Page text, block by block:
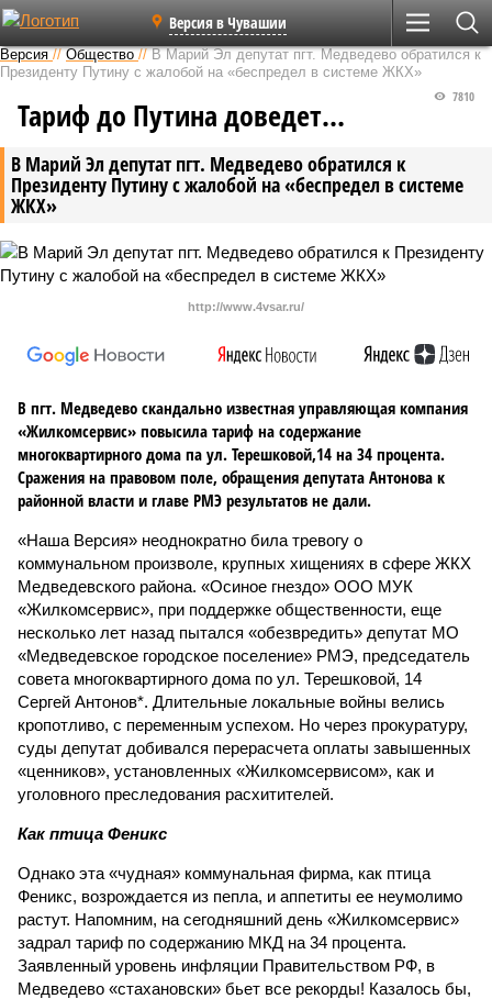
Версия в Чувашии
Версия //Общество //В Марий Эл депутат пгт. Медведево обратился к
Президенту Путину с жалобой на «беспредел в системе ЖКХ»
В Марий Эл депутат пгт. Медведево обратился к
Президенту Путину с жалобой на «беспредел в системе
ЖКХ»
7810
Тариф до Путина доведет…
http://www.4vsar.ru/
В пгт. Медведево скандально известная управляющая компания
«Жилкомсервис» повысила тариф на содержание
многоквартирного дома па ул. Терешковой,14 на 34 процента.
Сражения на правовом поле, обращения депутата Антонова к
районной власти и главе РМЭ результатов не дали.
«Наша Версия» неоднократно била тревогу о
коммунальном произволе, крупных хищениях в сфере ЖКХ
Медведевского района. «Осиное гнездо» ООО МУК
«Жилкомсервис», при поддержке общественности, еще
несколько лет назад пытался «обезвредить» депутат МО
«Медведевское городское поселение» РМЭ, председатель
совета многоквартирного дома по ул. Терешковой, 14
Сергей Антонов*. Длительные локальные войны велись
кропотливо, с переменным успехом. Но через прокуратуру,
суды депутат добивался перерасчета оплаты завышенных
«ценников», установленных «Жилкомсервисом», как и
уголовного преследования расхитителей.
Как птица Феникс
Однако эта «чудная» коммунальная фирма, как птица
Феникс, возрождается из пепла, и аппетиты ее неумолимо
растут. Напомним, на сегодняшний день «Жилкомсервис»
задрал тариф по содержанию МКД на 34 процента.
Заявленный уровень инфляции Правительством РФ, в
Медведево «стахановски» бьет все рекорды! Казалось бы,